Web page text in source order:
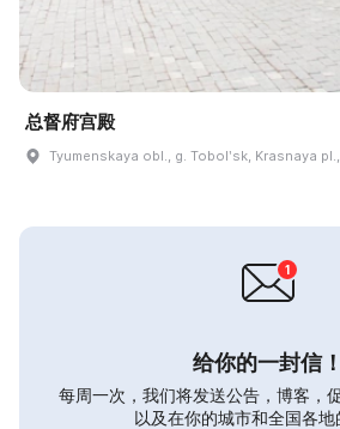
总督府宫殿
Tyumenskaya obl., g. Tobolʹsk, Krasnaya pl.,
给你的一封信！
每周一次，我们将发送公告，博客，
以及在你的城市和全国各地